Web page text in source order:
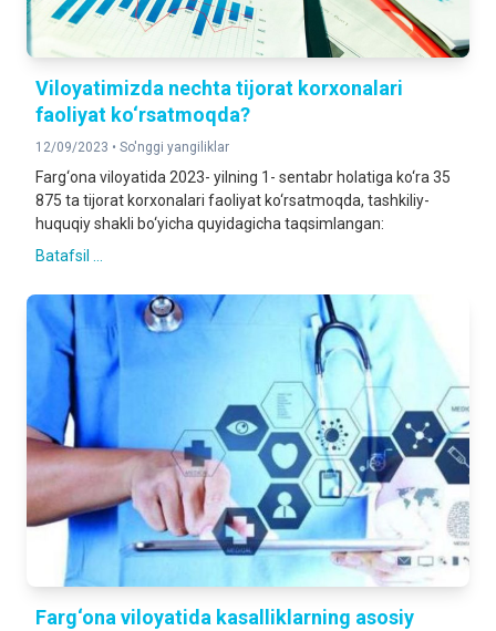
Viloyatimizda nechta tijorat korxonalari
faoliyat ko‘rsatmoqda?
12/09/2023 • So'nggi yangiliklar
Farg‘ona viloyatida 2023- yilning 1- sentabr holatiga ko‘ra 35
875 ta tijorat korxonalari faoliyat ko‘rsatmoqda, tashkiliy-
huquqiy shakli bo‘yicha quyidagicha taqsimlangan:
Batafsil ...
Farg‘ona viloyatida kasalliklarning asosiy